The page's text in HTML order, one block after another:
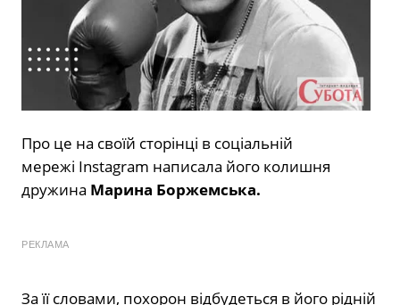
Про це на своїй сторінці в соціальній
мережі Instagram написала його колишня
дружина Марина Боржемська.
РЕКЛАМА
За її словами, похорон відбудеться в його рідній